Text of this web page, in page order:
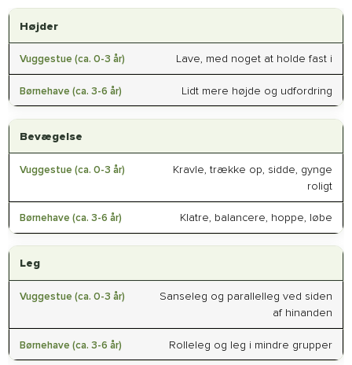
Højder
Lave, med noget at holde fast i
Lidt mere højde og udfordring
Bevægelse
Kravle, trække op, sidde, gynge
roligt
Klatre, balancere, hoppe, løbe
Leg
Sanseleg og parallelleg ved siden
af hinanden
Rolleleg og leg i mindre grupper